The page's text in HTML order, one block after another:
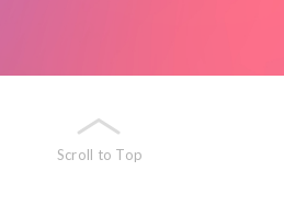
Scroll to Top